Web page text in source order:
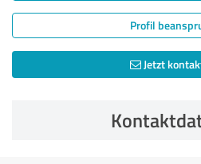
Profil
Jetzt